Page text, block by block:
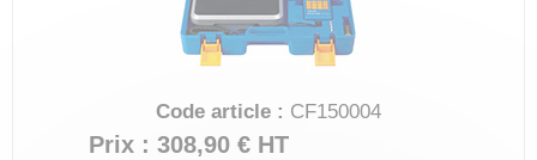
Code article : CF150004
Prix : 308,90 € HT